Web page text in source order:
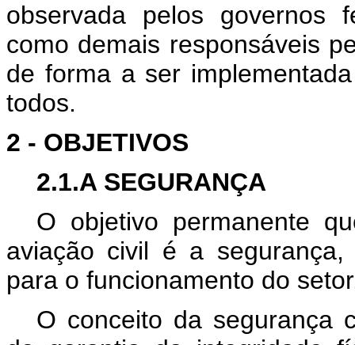
observada pelos governos
como demais responsáveis
de forma a ser
todos.
2 - OBJETIVOS
2.1.A SEGURANÇA
O objetivo permanente
aviação civil é a
para o funcionamento do
O conceito da segurança